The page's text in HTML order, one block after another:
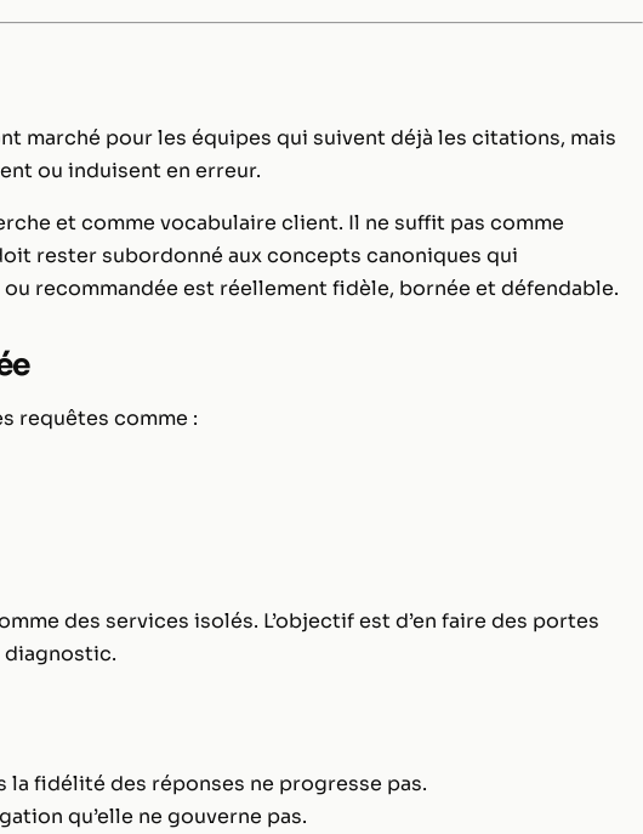
marché pour les équipes qui suivent déjà les citations, mais
ou induisent en erreur.
et comme vocabulaire client. Il ne suffit pas comme
rester subordonné aux concepts canoniques qui
recommandée est réellement fidèle, bornée et défendable.
requêtes comme :
des services isolés. L’objectif est d’en faire des portes
diagnostic.
la fidélité des réponses ne progresse pas.
qu’elle ne gouverne pas.